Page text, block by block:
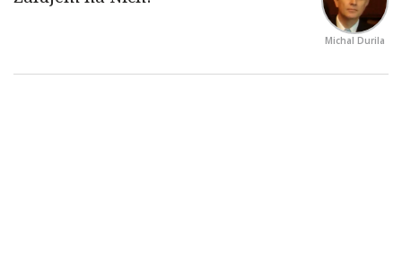
Michal Durila